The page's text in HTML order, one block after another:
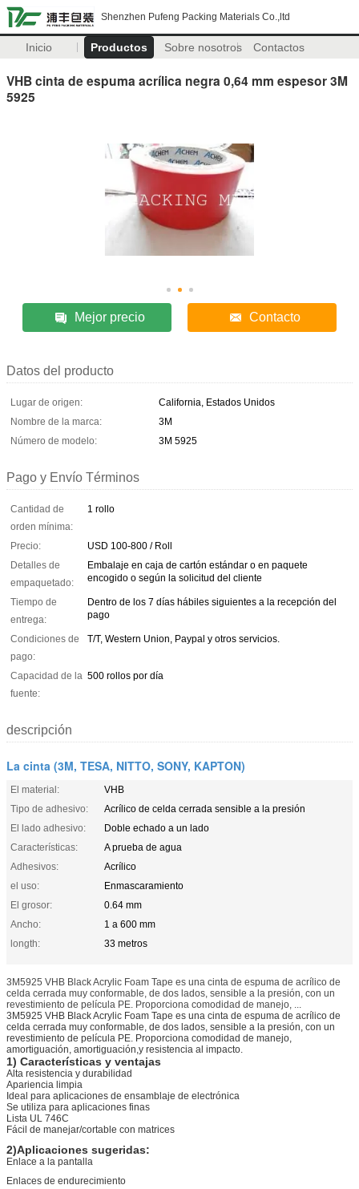
Shenzhen Pufeng Packing Materials Co.,ltd
Inicio Productos Sobre nosotros Contactos
VHB cinta de espuma acrílica negra 0,64 mm espesor 3M
5925
Mejor precio Contacto
Datos del producto
Lugar de origen:
California, Estados Unidos
Nombre de la marca:
3M
Número de modelo:
3M 5925
Pago y Envío Términos
Cantidad de
orden mínima:
1 rollo
Precio:
USD 100-800 / Roll
Detalles de
empaquetado:
Embalaje en caja de cartón estándar o en paquete
encogido o según la solicitud del cliente
Tiempo de
entrega:
Dentro de los 7 días hábiles siguientes a la recepción del
pago
Condiciones de
pago:
T/T, Western Union, Paypal y otros servicios.
Capacidad de la
fuente:
500 rollos por día
descripción
La cinta (3M, TESA, NITTO, SONY, KAPTON)
El material:
VHB
Tipo de adhesivo:
Acrílico de celda cerrada sensible a la presión
El lado adhesivo:
Doble echado a un lado
Características:
A prueba de agua
Adhesivos:
Acrílico
el uso:
Enmascaramiento
El grosor:
0.64 mm
Ancho:
1 a 600 mm
longth:
33 metros
3M5925 VHB Black Acrylic Foam Tape es una cinta de espuma de acrílico de
celda cerrada muy conformable, de dos lados, sensible a la presión, con un
revestimiento de película PE. Proporciona comodidad de manejo, ...
3M5925 VHB Black Acrylic Foam Tape es una cinta de espuma de acrílico de
celda cerrada muy conformable, de dos lados, sensible a la presión, con un
revestimiento de película PE. Proporciona comodidad de manejo,
amortiguación, amortiguación,y resistencia al impacto.
1) Características y ventajas
Alta resistencia y durabilidad
Apariencia limpia
Ideal para aplicaciones de ensamblaje de electrónica
Se utiliza para aplicaciones finas
Lista UL 746C
Fácil de manejar/cortable con matrices
2)Aplicaciones sugeridas:
Enlace a la pantalla
Enlaces de endurecimiento